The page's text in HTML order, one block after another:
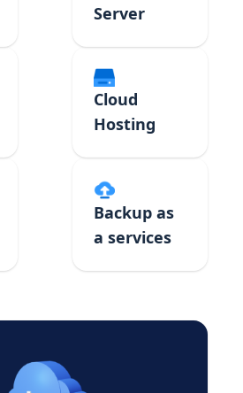
Server
Cloud
Hosting
Backup as
a services